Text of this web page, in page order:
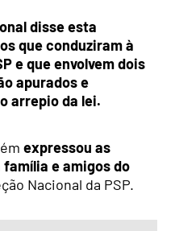
disse esta
que conduziram à
e que envolvem dois
apurados e
arrepio da lei.
expressou as
e amigos do
Nacional da PSP.